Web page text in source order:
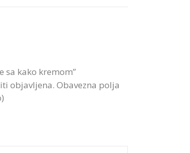
sa kako kremom”
objavljena. Obavezna polja